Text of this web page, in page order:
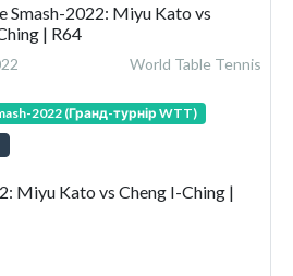
Smash-2022: Miyu Kato vs
| R64
World Table Tennis
2022 (Гранд-турнір WTT)
Miyu Kato vs Cheng I-Ching |